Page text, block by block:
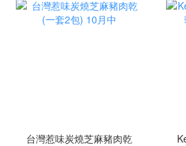
台灣惹味炭燒芝麻豬肉乾